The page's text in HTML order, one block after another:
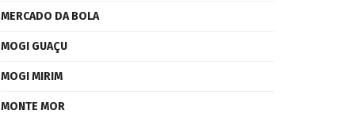
MERCADO DA BOLA
MOGI GUAÇU
MOGI MIRIM
MONTE MOR